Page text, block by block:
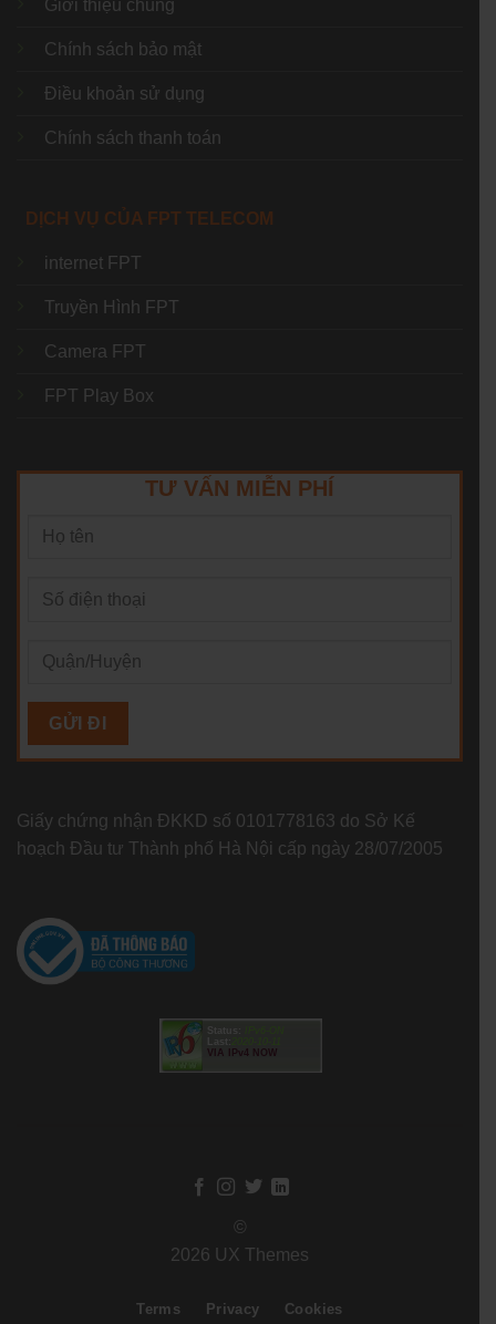
Giới thiệu chung
Chính sách bảo mật
Điều khoản sử dụng
Chính sách thanh toán
DỊCH VỤ CỦA FPT TELECOM
internet FPT
Truyền Hình FPT
Camera FPT
FPT Play Box
TƯ VẤN MIỄN PHÍ
Giấy chứng nhận ĐKKD số 0101778163 do Sở Kế
hoạch Đầu tư Thành phố Hà Nội cấp ngày 28/07/2005
Status:
Last:
VIA IPv4 NOW
©
2026 UX Themes
Terms Privacy Cookies